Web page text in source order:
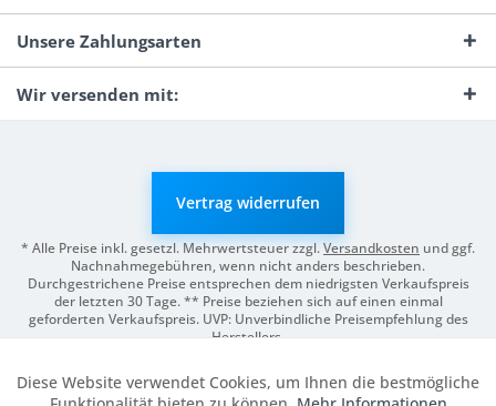
Unsere Zahlungsarten
Wir versenden mit:
Vertrag widerrufen
* Alle Preise inkl. gesetzl. Mehrwertsteuer zzgl.Versandkosten und ggf.
Nachnahmegebühren, wenn nicht anders beschrieben.
Durchgestrichene Preise entsprechen dem niedrigsten Verkaufspreis
der letzten 30 Tage. ** Preise beziehen sich auf einen einmal
geforderten Verkaufspreis. UVP: Unverbindliche Preisempfehlung des
Herstellers.
Funktionale Aktiv
Diese Website verwendet Cookies, um Ihnen die bestmögliche